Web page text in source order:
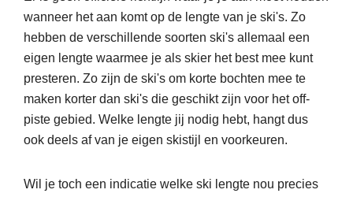
wanneer het aan komt op de lengte van je ski's. Zo
hebben de verschillende soorten ski's allemaal een
eigen lengte waarmee je als skier het best mee kunt
presteren. Zo zijn de ski's om korte bochten mee te
maken korter dan ski's die geschikt zijn voor het off-
piste gebied. Welke lengte jij nodig hebt, hangt dus
ook deels af van je eigen skistijl en voorkeuren.
Wil je toch een indicatie welke ski lengte nou precies